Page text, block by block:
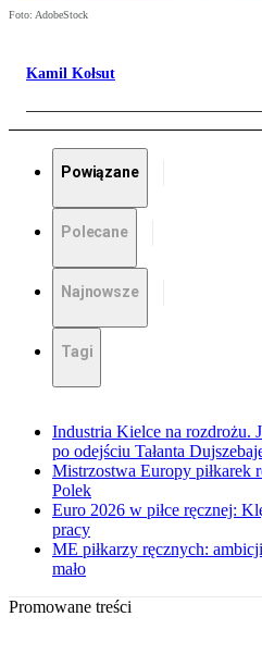
Foto: AdobeStock
Kamil Kołsut
Powiązane
Polecane
Najnowsze
Tagi
Industria Kielce na rozdrożu.
po odejściu Tałanta
Mistrzostwa Europy piłkarek
Polek
Euro 2026 w piłce ręcznej:
pracy
ME piłkarzy ręcznych:
mało
Promowane treści